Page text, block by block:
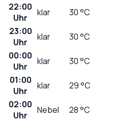
22:00
Uhr
klar 30°C
23:00
Uhr
klar 30°C
00:00
Uhr
klar 30°C
01:00
Uhr
klar 29°C
02:00
Uhr
Nebel 28°C